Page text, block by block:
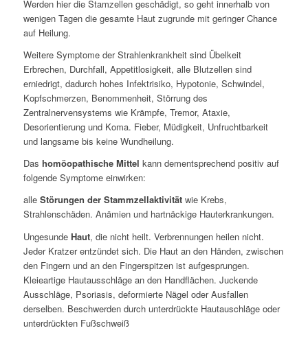
Werden hier die Stamzellen geschädigt, so geht innerhalb von
wenigen Tagen die gesamte Haut zugrunde mit geringer Chance
auf Heilung.
Weitere Symptome der Strahlenkrankheit sind Übelkeit
Erbrechen, Durchfall, Appetitlosigkeit, alle Blutzellen sind
erniedrigt, dadurch hohes Infektrisiko, Hypotonie, Schwindel,
Kopfschmerzen, Benommenheit, Störrung des
Zentralnervensystems wie Krämpfe, Tremor, Ataxie,
Desorientierung und Koma. Fieber, Müdigkeit, Unfruchtbarkeit
und langsame bis keine Wundheilung.
Das homöopathische Mittel kann dementsprechend positiv auf
folgende Symptome einwirken:
alle Störungen der Stammzellaktivitätwie Krebs,
Strahlenschäden. Anämien und hartnäckige Hauterkrankungen.
Ungesunde Haut, die nicht heilt. Verbrennungen heilen nicht.
Jeder Kratzer entzündet sich. Die Haut an den Händen, zwischen
den Fingern und an den Fingerspitzen ist aufgesprungen.
Kleieartige Hautausschläge an den Handflächen. Juckende
Ausschläge, Psoriasis, deformierte Nägel oder Ausfallen
derselben. Beschwerden durch unterdrückte Hautauschläge oder
unterdrückten Fußschweiß